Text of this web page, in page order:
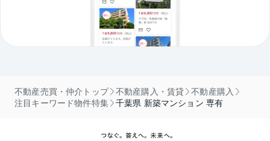
不動産売買・仲介トップ 不動産購入・賃貸
不動産購入
注目キーワード物件特集
千葉県 新築マンション 専有